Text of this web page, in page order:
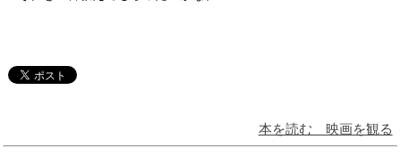
本を読む 映画を観る